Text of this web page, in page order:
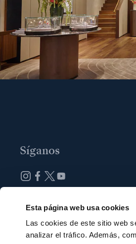
Esta página web usa cookies
Las cookies de este sitio web
analizar el tráfico. Además,
Síganos